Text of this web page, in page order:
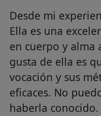
Desde mi
Ella es una
en cuerpo y alma
gusta de ella es
vocación y sus
eficaces. No
haberla